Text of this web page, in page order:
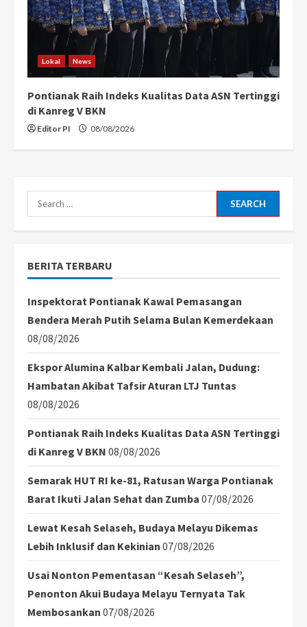
Lokal News
Pontianak Raih Indeks Kualitas Data ASN Tertinggi
di Kanreg V BKN
Editor PI 08/08/2026
Search
for:
BERITA TERBARU
Inspektorat Pontianak Kawal Pemasangan
Bendera Merah Putih Selama Bulan Kemerdekaan
08/08/2026
Ekspor Alumina Kalbar Kembali Jalan, Dudung:
Hambatan Akibat Tafsir Aturan LTJ Tuntas
08/08/2026
Pontianak Raih Indeks Kualitas Data ASN Tertinggi
di Kanreg V BKN 08/08/2026
Semarak HUT RI ke-81, Ratusan Warga Pontianak
Barat Ikuti Jalan Sehat dan Zumba 07/08/2026
Lewat Kesah Selaseh, Budaya Melayu Dikemas
Lebih Inklusif dan Kekinian 07/08/2026
Usai Nonton Pementasan “Kesah Selaseh”,
Penonton Akui Budaya Melayu Ternyata Tak
Membosankan 07/08/2026